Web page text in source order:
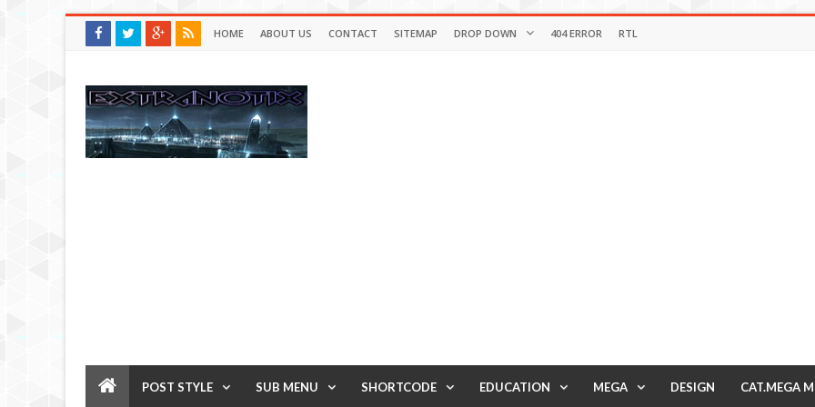
HOME ABOUT US CONTACT SITEMAP DROP DOWN 404 ERROR RTL
POST STYLE SUB MENU SHORTCODE EDUCATION MEGA DESIGN CAT.MEGA